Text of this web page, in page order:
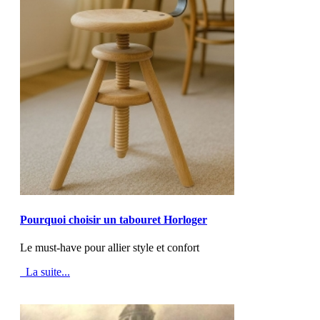
Pourquoi choisir un tabouret Horloger
Le must-have pour allier style et confort
La suite...